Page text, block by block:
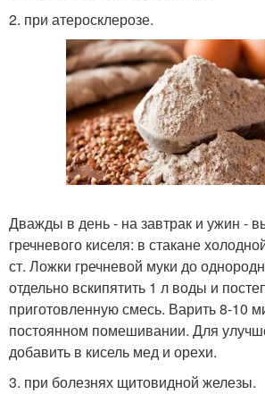
2. при атеросклерозе.
Дважды в день - на завтрак и ужин -
гречневого киселя: в стакане
ст. Ложки гречневой муки до
отдельно вскипятить 1 л воды и
приготовленную смесь. Варить 8-10
постоянном помешивании. Для
добавить в кисель мед и орехи.
3. при болезнях щитовидной железы.